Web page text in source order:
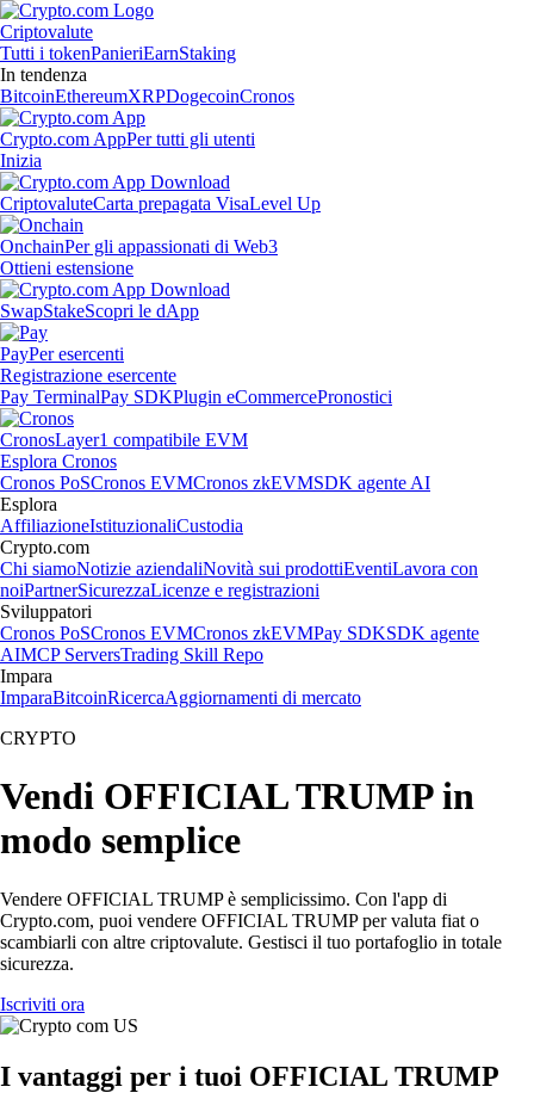
Criptovalute
Tutti i tokenPanieriEarnStaking
In tendenza
BitcoinEthereumXRPDogecoinCronos
Crypto.com AppPer tutti gli utenti
Inizia
CriptovaluteCarta prepagata VisaLevel Up
OnchainPer gli appassionati di Web3
Ottieni estensione
SwapStakeScopri le dApp
PayPer esercenti
Registrazione esercente
Pay TerminalPay SDKPlugin eCommercePronostici
CronosLayer1 compatibile EVM
Esplora Cronos
Cronos PoSCronos EVMCronos zkEVMSDK agente AI
Esplora
AffiliazioneIstituzionaliCustodia
Crypto.com
Chi siamoNotizie aziendaliNovità sui prodottiEventiLavora con
noiPartnerSicurezzaLicenze e registrazioni
Sviluppatori
Cronos PoSCronos EVMCronos zkEVMPay SDKSDK agente
AIMCP ServersTrading Skill Repo
Impara
ImparaBitcoinRicercaAggiornamenti di mercato
CRYPTO
Vendi OFFICIAL TRUMP in
modo semplice
Vendere OFFICIAL TRUMP è semplicissimo. Con l'app di
Crypto.com, puoi vendere OFFICIAL TRUMP per valuta fiat o
scambiarli con altre criptovalute. Gestisci il tuo portafoglio in totale
sicurezza.
Iscriviti ora
I vantaggi per i tuoi OFFICIAL TRUMP